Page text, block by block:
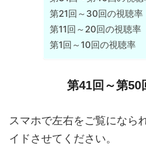
第21回～30回の視聴率
第11回～20回の視聴率
第1回～10回の視聴率
第41回～第50
スマホで左右をご覧になら
イドさせてください。